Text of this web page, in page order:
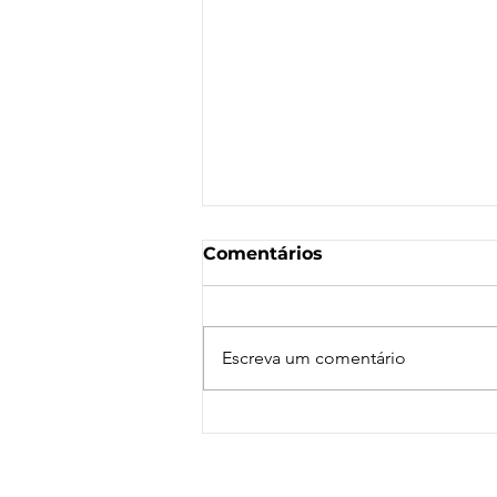
Comentários
Escreva um comentário